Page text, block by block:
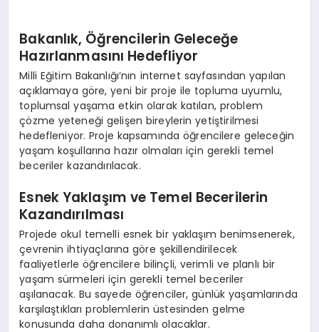
Bakanlık, Öğrencilerin Geleceğe
Hazırlanmasını Hedefliyor
Milli Eğitim Bakanlığı’nın internet sayfasından yapılan
açıklamaya göre, yeni bir proje ile topluma uyumlu,
toplumsal yaşama etkin olarak katılan, problem
çözme yeteneği gelişen bireylerin yetiştirilmesi
hedefleniyor. Proje kapsamında öğrencilere geleceğin
yaşam koşullarına hazır olmaları için gerekli temel
beceriler kazandırılacak.
Esnek Yaklaşım ve Temel Becerilerin
Kazandırılması
Projede okul temelli esnek bir yaklaşım benimsenerek,
çevrenin ihtiyaçlarına göre şekillendirilecek
faaliyetlerle öğrencilere bilinçli, verimli ve planlı bir
yaşam sürmeleri için gerekli temel beceriler
aşılanacak. Bu sayede öğrenciler, günlük yaşamlarında
karşılaştıkları problemlerin üstesinden gelme
konusunda daha donanımlı olacaklar.